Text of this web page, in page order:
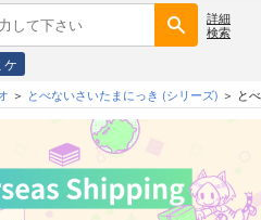
詳細
検索
ケ
とべないさいたまにっき (シリーズ) と